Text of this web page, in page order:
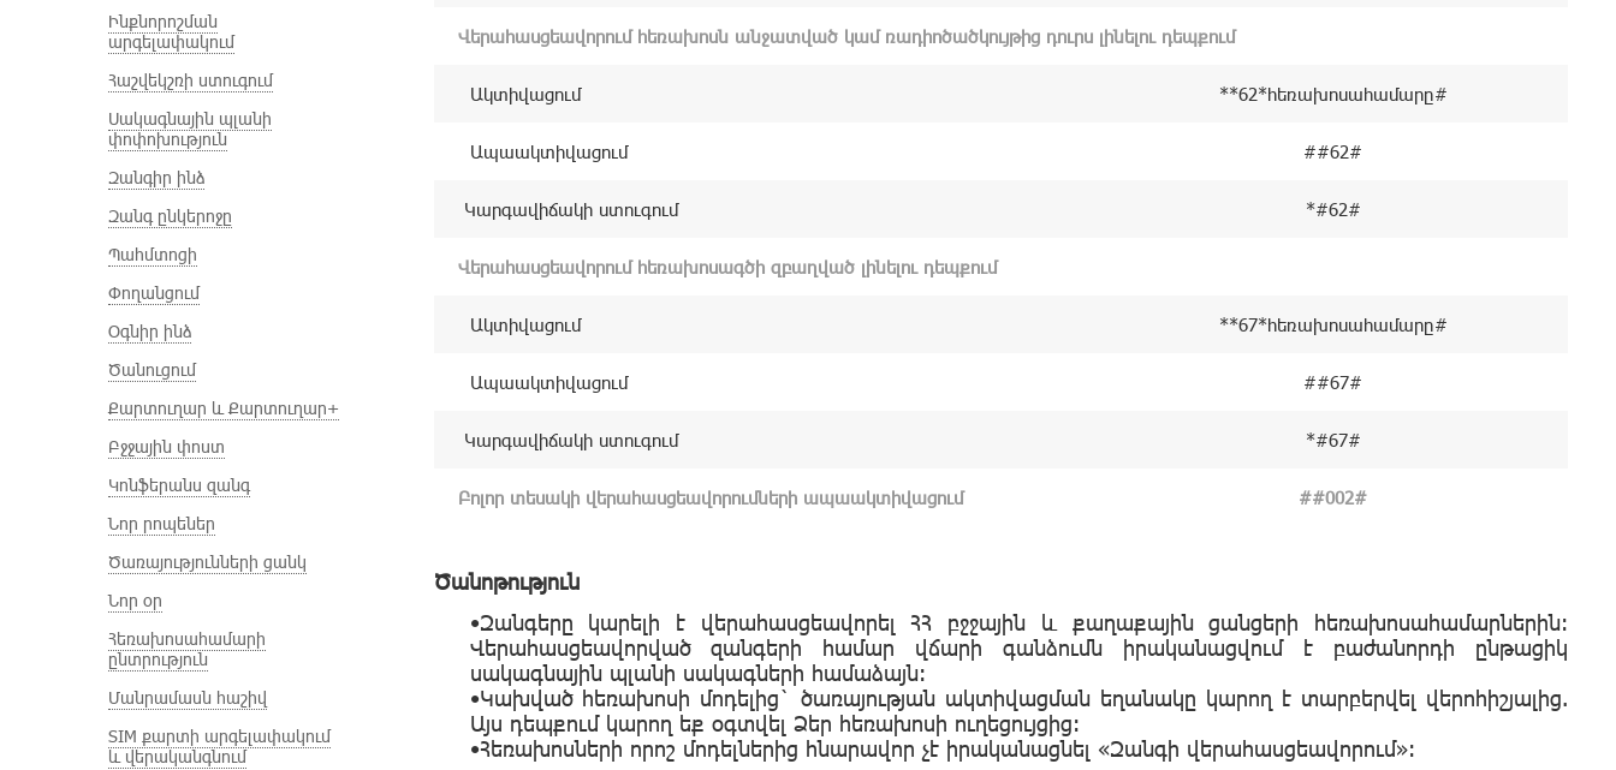
Ինքնորոշման
արգելափակում
Հաշվեկշռի ստուգում
Սակագնային պլանի
փոփոխություն
Զանգիր ինձ
Զանգ ընկերոջը
Պահմտոցի
Փողանցում
Օգնիր ինձ
Ծանուցում
Քարտուղար և Քարտուղար+
Բջջային փոստ
Կոնֆերանս զանգ
Նոր րոպեներ
Ծառայությունների ցանկ
Նոր օր
Հեռախոսահամարի
ընտրություն
Մանրամասն հաշիվ
SIM քարտի արգելափակում
և վերականգնում
Վերահասցեավորում հեռախոսն անջատված կամ ռադիոծածկույթից դուրս լինելու դեպքում
Ակտիվացում **62*հեռախոսահամարը#
Ապաակտիվացում ##62#
Կարգավիճակի ստուգում *#62#
Վերահասցեավորում հեռախոսագծի զբաղված լինելու դեպքում
Ակտիվացում **67*հեռախոսահամարը#
Ապաակտիվացում ##67#
Կարգավիճակի ստուգում *#67#
Բոլոր տեսակի վերահասցեավորումների ապաակտիվացում ##002#
Ծանոթություն
•Զանգերը կարելի է վերահասցեավորել ՀՀ բջջային և քաղաքային ցանցերի հեռախոսահամարներին:
Վերահասցեավորված զանգերի համար վճարի գանձումն իրականացվում է բաժանորդի ընթացիկ
սակագնային պլանի սակագների համաձայն:
•Կախված հեռախոսի մոդելից` ծառայության ակտիվացման եղանակը կարող է տարբերվել վերոհիշյալից.
Այս դեպքում կարող եք օգտվել Ձեր հեռախոսի ուղեցույցից:
•Հեռախոսների որոշ մոդելներից հնարավոր չէ իրականացնել «Զանգի վերահասցեավորում»: